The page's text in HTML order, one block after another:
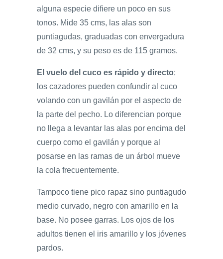
alguna especie difiere un poco en sus
tonos. Mide 35 cms, las alas son
puntiagudas, graduadas con envergadura
de 32 cms, y su peso es de 115 gramos.
El vuelo del cuco es rápido y directo;
los cazadores pueden confundir al cuco
volando con un gavilán por el aspecto de
la parte del pecho. Lo diferencian porque
no llega a levantar las alas por encima del
cuerpo como el gavilán y porque al
posarse en las ramas de un árbol mueve
la cola frecuentemente.
Tampoco tiene pico rapaz sino puntiagudo
medio curvado, negro con amarillo en la
base. No posee garras. Los ojos de los
adultos tienen el iris amarillo y los jóvenes
pardos.